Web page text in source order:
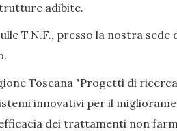
adibite.
T.N.F., presso la nostra
Toscana "Progetti di
innovativi per il
dei trattamenti non